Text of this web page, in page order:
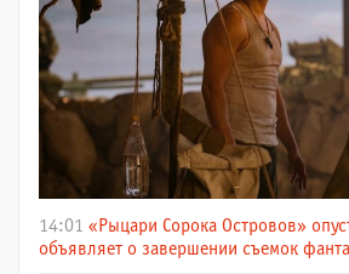
14:01 «Рыцари Сорока Островов»
объявляет о завершении съемок